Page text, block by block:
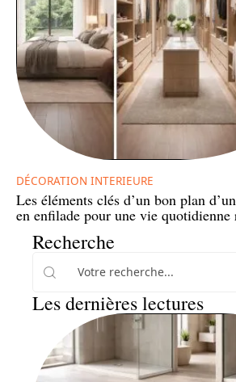
DÉCORATION INTERIEURE
Les éléments clés d’un bon plan
en enfilade pour une vie quotidienne
Recherche
Les dernières lectures